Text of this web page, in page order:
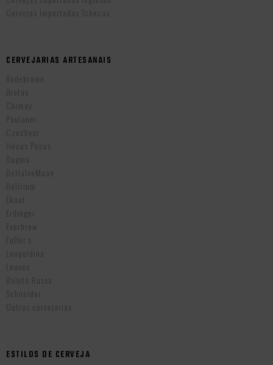
Cervejas Importadas Tchecas
CERVEJARIAS ARTESANAIS
Bodebrown
Brotas
Chimay
Paulaner
Czechvar
Hocus Pocus
Dogma
DeHalveMaan
Delirium
Ekaut
Erdinger
Everbrew
Fuller’s
Leopoldina
Leuven
Roleta Russa
Schneider
Outras cervejarias
ESTILOS DE CERVEJA